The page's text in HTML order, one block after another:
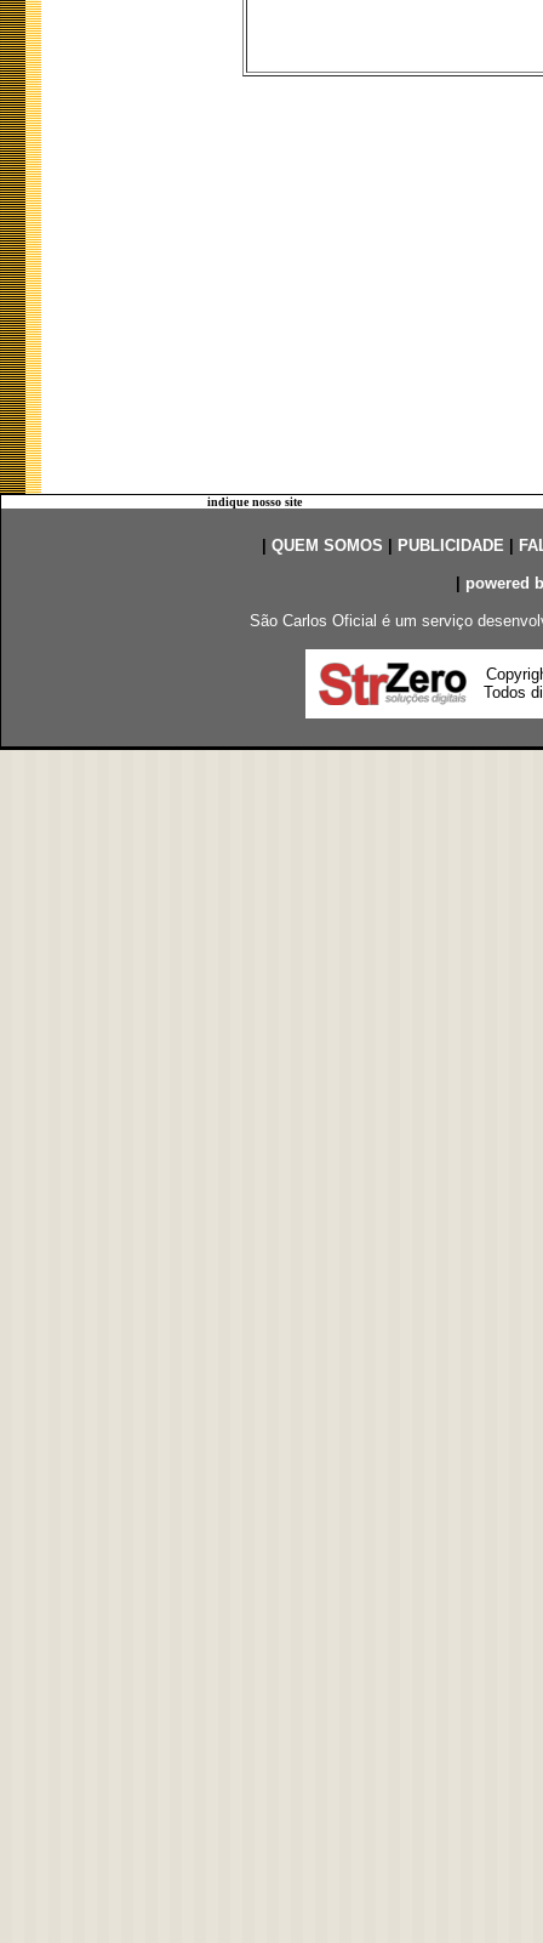
indique nosso site
QUEM SOMOS PUBLICIDADE|
powered
São Carlos Oficial é um serviço
Todos